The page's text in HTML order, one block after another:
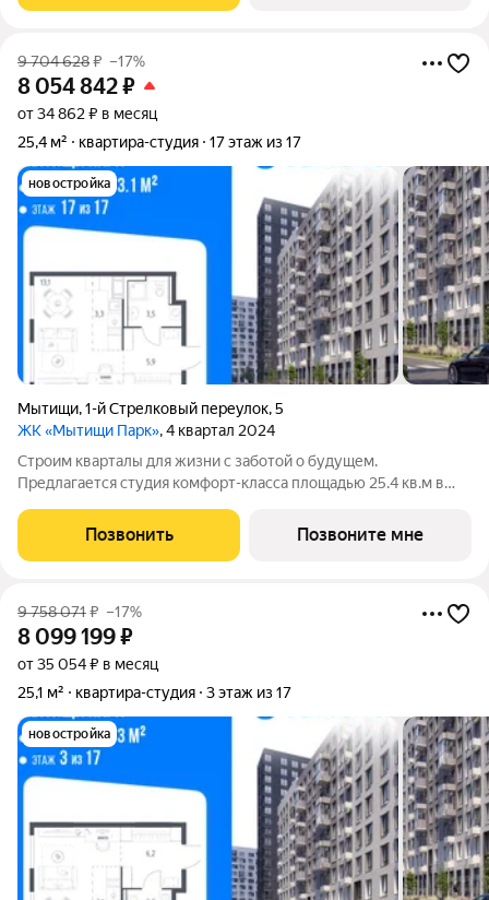
9 704 628₽ –17%
8 054 842₽
от 34 862 ₽ в месяц
25,4 м²
квартира-студия 17 этаж из 17
новостройка
Мытищи,1-й Стрелковый переулок,5
ЖК «Мытищи Парк», 4 квартал 2024
Строим кварталы для жизни с заботой о будущем.
Предлагается студия комфорт-класса площадью 25.4 кв.м в
"Мытищи Парк".Квартиру в комплексе на выбор: может быть
как с отделкой, так и без. В
Позвонить Позвоните мне
9 758 071₽ –17%
8 099 199₽
от 35 054 ₽ в месяц
25,1 м²
квартира-студия 3 этаж из 17
новостройка